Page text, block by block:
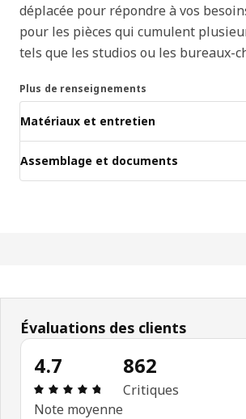
déplacée pour répondre à vos
pour les pièces qui cumulent
tels que les studios ou les bureaux-
Plus de renseignements
Matériaux et entretien
Assemblage et documents
Évaluations des clients
4.7
Avis: 4.7 sur 5 étoiles.
Note moyenne
862
Critiques